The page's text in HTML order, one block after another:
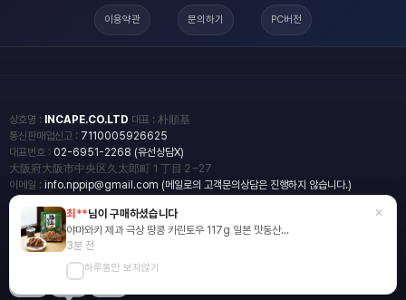
이용약관 문의하기 PC버전
상호명 : INCAPE.CO.LTD 대표 : 朴順基
통신판매업신고 : 7110005926625
대표번호 : 02-6951-2268 (유선상담X)
大阪府大阪市中央区久太郎町１丁目２−27
이메일 : info.nppip@gmail.com (메일로의 고객문의상담은 진행하지 않습니다.)
copyright
일본직구쇼핑몰 엔핍
2018 All rights reserved.
blog
최**님이 구매하셨습니다
야마와키 제과 극상 땅콩 카린토우 117g 일본 맛동산...
3분 전
하루동안 보지않기
×